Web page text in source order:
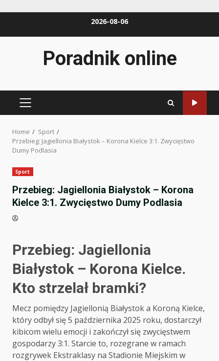
2026-08-06
Poradnik online
PRIMARY
Home
Sport
Przebieg: Jagiellonia Białystok – Korona Kielce 3:1. Zwycięstwo
Dumy Podlasia
Sport
Przebieg: Jagiellonia Białystok – Korona
Kielce 3:1. Zwycięstwo Dumy Podlasia
Przebieg: Jagiellonia
Białystok – Korona Kielce.
Kto strzelał bramki?
Mecz pomiędzy Jagiellonią Białystok a Koroną Kielce,
który odbył się 5 października 2025 roku, dostarczył
kibicom wielu emocji i zakończył się zwycięstwem
gospodarzy 3:1. Starcie to, rozegrane w ramach
rozgrywek Ekstraklasy na Stadionie Miejskim w